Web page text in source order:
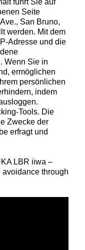
führt Sie auf
Seite
San Bruno,
werden. Mit dem
Adresse und die
Wenn Sie in
ermöglichen
persönlichen
indem
Tools. Die
Zwecke der
erfragt und
LBR iiwa –
through